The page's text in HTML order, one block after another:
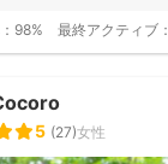
98% 最終アクティブ：
5 (27)女性